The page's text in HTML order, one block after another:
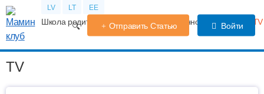
LV LT EE
Школа родителей Календарь беременности Форум
Отправить Статью Войти
TV